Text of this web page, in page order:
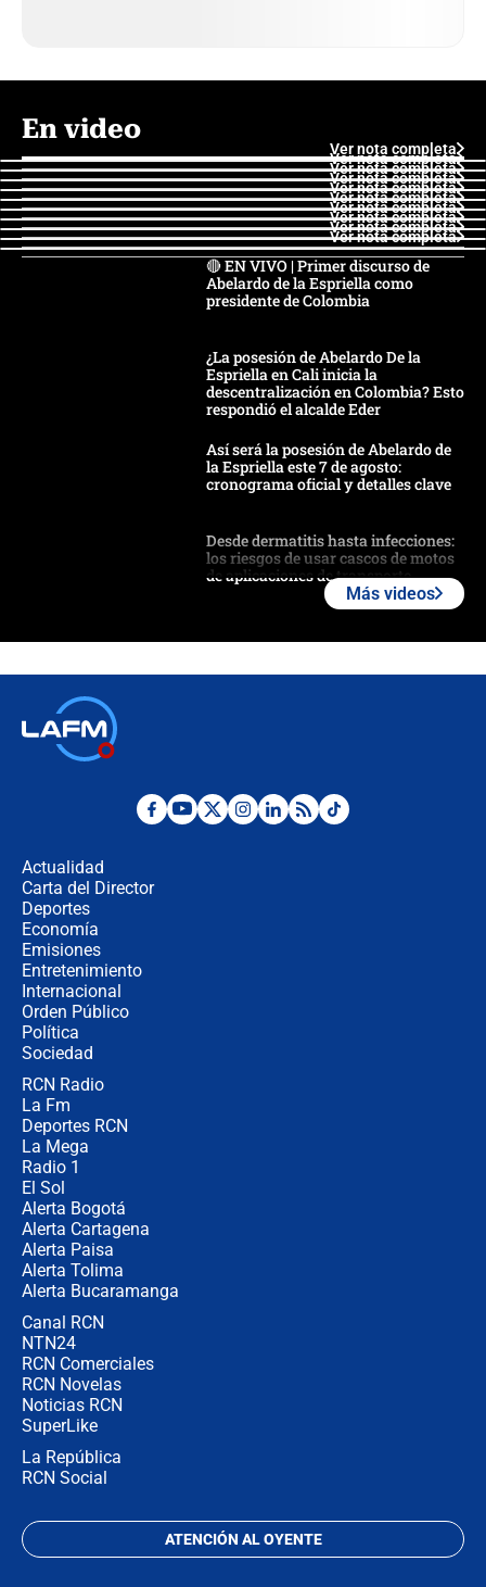
En video
Ver nota completa
Ver nota completa
Ver nota completa
Ver nota completa
Ver nota completa
Ver nota completa
Ver nota completa
Ver nota completa
Ver nota completa
Ver nota completa
🔴 EN VIVO | Primer discurso de
Abelardo de la Espriella como
presidente de Colombia
¿La posesión de Abelardo De la
Espriella en Cali inicia la
descentralización en Colombia? Esto
respondió el alcalde Eder
Así será la posesión de Abelardo de
la Espriella este 7 de agosto:
cronograma oficial y detalles clave
Desde dermatitis hasta infecciones:
los riesgos de usar cascos de motos
de aplicaciones de transporte
Posesión de Abelardo De La Espriella
Más videos
Actualidad
Carta del Director
Deportes
Economía
Emisiones
Entretenimiento
Internacional
Orden Público
Política
Sociedad
RCN Radio
La Fm
Deportes RCN
La Mega
Radio 1
El Sol
Alerta Bogotá
Alerta Cartagena
Alerta Paisa
Alerta Tolima
Alerta Bucaramanga
Canal RCN
NTN24
RCN Comerciales
RCN Novelas
Noticias RCN
SuperLike
La República
RCN Social
ATENCIÓN AL OYENTE